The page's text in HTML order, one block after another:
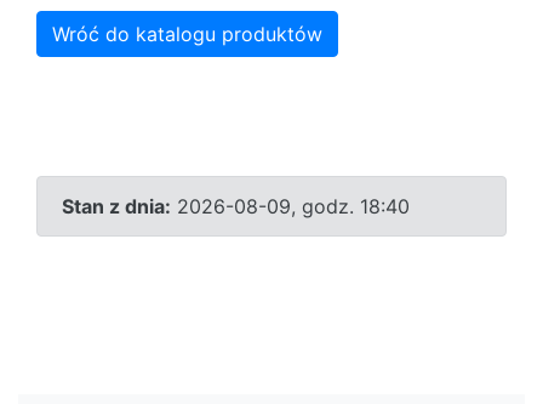
Wróć do katalogu produktów
Stan z dnia: 2026-08-09, godz. 18:40